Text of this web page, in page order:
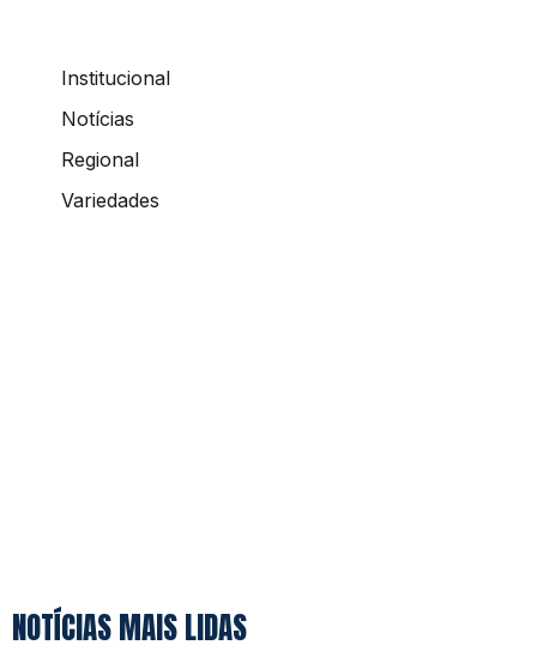
Institucional
Notícias
Regional
Variedades
NOTÍCIAS MAIS LIDAS